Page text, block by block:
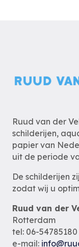
Ruud van der
schilderijen,
papier van
uit de periode
De schilderijen
zodat wij u
Ruud van der
Rotterdam
tel: 06-54785180
e-mail: